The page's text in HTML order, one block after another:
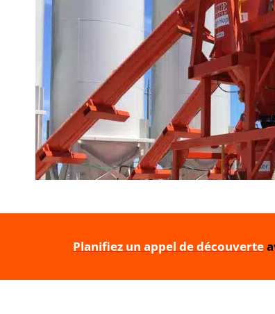
Planifiez un appel de découverte